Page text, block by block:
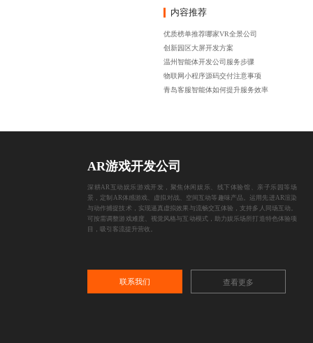
内容推荐
优质榜单推荐哪家VR全景公司
创新园区大屏开发方案
温州智能体开发公司服务步骤
物联网小程序源码交付注意事项
青岛客服智能体如何提升服务效率
AR游戏开发公司
深耕AR互动娱乐游戏开发，聚焦休闲娱乐、线下体验馆、亲子乐园等场
景，定制AR体感游戏、虚拟对战、空间互动等趣味产品。运用先进AR渲染
与动作捕捉技术，实现逼真虚拟效果与流畅交互体验，支持多人同场互动。
可按需调整游戏难度、视觉风格与互动模式，助力娱乐场所打造特色体验项
目，吸引客流提升营收。
联系我们 查看更多